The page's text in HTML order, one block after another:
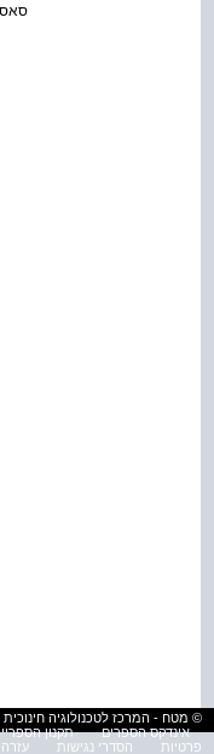
סאס, כריסטינה 53 -
© מטח - המרכז לטכנולוגיה חינוכית
אינדקס הספרים
תקנון
פרטיות
הסדרי נגישות עזרה